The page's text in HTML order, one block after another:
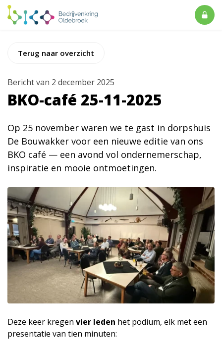
Terug naar overzicht
Bericht van 2 december 2025
BKO-café 25-11-2025
Op 25 november waren we te gast in dorpshuis
De Bouwakker voor een nieuwe editie van ons
BKO café — een avond vol ondernemerschap,
inspiratie en mooie ontmoetingen.
Deze keer kregen vier leden het podium, elk met een
presentatie van tien minuten: